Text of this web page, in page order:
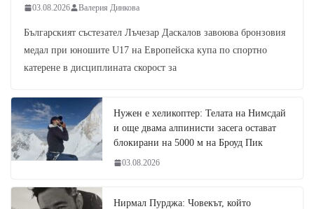
03.08.2026 Валерия Динкова
Българският състезател Лъчезар Даскалов завоюва бронзовия
медал при юношите U17 на Европейска купа по спортно
катерене в дисциплината скорост за
Нужен е хеликоптер: Телата на Нимсдай
и още двама алпинисти засега остават
блокирани на 5000 м на Броуд Пик
03.08.2026
Нирмал Пурджа: Човекът, който